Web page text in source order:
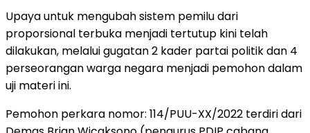
Upaya untuk mengubah sistem pemilu dari
proporsional terbuka menjadi tertutup kini telah
dilakukan, melalui gugatan 2 kader partai politik dan 4
perseorangan warga negara menjadi pemohon dalam
uji materi ini.
Pemohon perkara nomor: 114/PUU-XX/2022 terdiri dari